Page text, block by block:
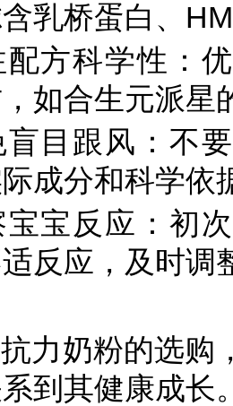
乳桥蛋白、
配方科学性：
如合生元派星
盲目跟风：不
成分和科学依
宝宝反应：初
反应，及时调
力奶粉的选购
到其健康成长